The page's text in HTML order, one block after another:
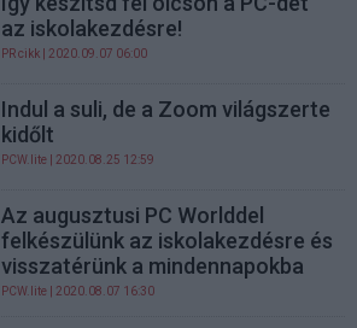
az iskolakezdésre!
PR cikk | 2020.09.07 06:00
Indul a suli, de a Zoom világszerte
kidőlt
PCW.lite | 2020.08.25 12:59
Az augusztusi PC Worlddel
felkészülünk az iskolakezdésre és
visszatérünk a mindennapokba
PCW.lite | 2020.08.07 16:30